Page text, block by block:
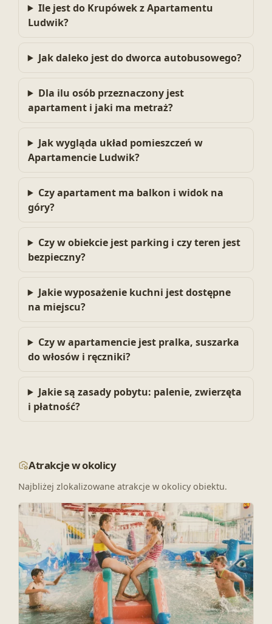
Ile jest do Krupówek z Apartamentu
Ludwik?
Jak daleko jest do dworca autobusowego?
Dla ilu osób przeznaczony jest
apartament i jaki ma metraż?
Jak wygląda układ pomieszczeń w
Apartamencie Ludwik?
Czy apartament ma balkon i widok na
góry?
Czy w obiekcie jest parking i czy teren jest
bezpieczny?
Jakie wyposażenie kuchni jest dostępne
na miejscu?
Czy w apartamencie jest pralka, suszarka
do włosów i ręczniki?
Jakie są zasady pobytu: palenie, zwierzęta
i płatność?
Atrakcje w okolicy
Najbliżej zlokalizowane atrakcje w okolicy obiektu.